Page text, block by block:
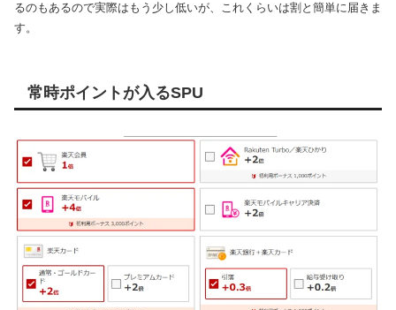
るのもあるので実際はもう少し低いが、これくらいは割と簡単に届きま
す。
常時ポイントが入るSPU